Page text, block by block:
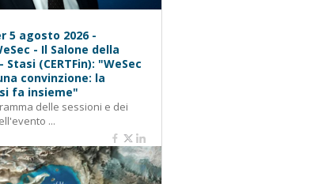
5 agosto 2026 -
- Il Salone della
Stasi (CERTFin): "WeSec
convinzione: la
fa insieme"
delle sessioni e dei
...